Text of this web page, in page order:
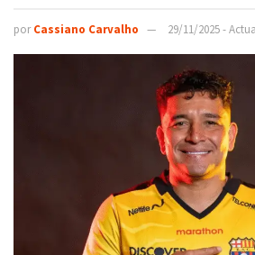
por Cassiano Carvalho 29/11/2025 -